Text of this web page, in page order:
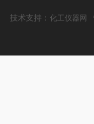
技术支持： 化工仪器网